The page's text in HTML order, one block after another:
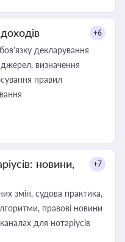
+6
декларування
визначення
правил
новини,
+7
змін, судова практика,
правові новини
для нотаріусів